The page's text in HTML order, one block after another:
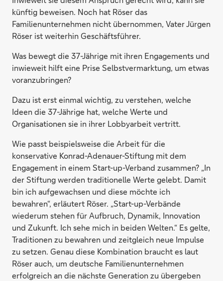
künftig beweisen. Noch hat Röser das
Familienunternehmen nicht übernommen, Vater Jürgen
Röser ist weiterhin Geschäftsführer.
Was bewegt die 37-Jährige mit ihren Engagements und
inwieweit hilft eine Prise Selbstvermarktung, um etwas
voranzubringen?
Dazu ist erst einmal wichtig, zu verstehen, welche
Ideen die 37-Jährige hat, welche Werte und
Organisationen sie in ihrer Lobbyarbeit vertritt.
Wie passt beispielsweise die Arbeit für die
konservative Konrad-Adenauer-Stiftung mit dem
Engagement in einem Start-up-Verband zusammen? „In
der Stiftung werden traditionelle Werte gelebt. Damit
bin ich aufgewachsen und diese möchte ich
bewahren“, erläutert Röser. „Start-up-Verbände
wiederum stehen für Aufbruch, Dynamik, Innovation
und Zukunft. Ich sehe mich in beiden Welten.“ Es gelte,
Traditionen zu bewahren und zeitgleich neue Impulse
zu setzen. Genau diese Kombination braucht es laut
Röser auch, um deutsche Familienunternehmen
erfolgreich an die nächste Generation zu übergeben